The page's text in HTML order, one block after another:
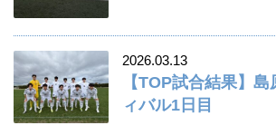
2026.03.13
【TOP試合結果】
ィバル1日目